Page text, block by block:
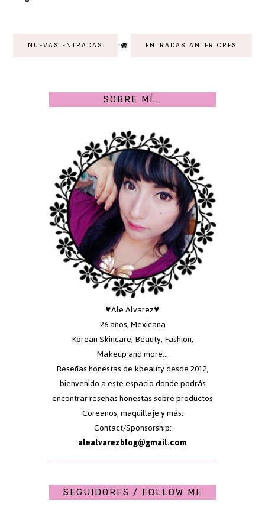
NUEVAS ENTRADAS ENTRADAS ANTERIORES
SOBRE MÍ...
♥Ale Alvarez♥
26 años, Mexicana
Korean Skincare, Beauty, Fashion,
Makeup and more...
Reseñas honestas de kbeauty desde 2012,
bienvenido a este espacio donde podrás
encontrar reseñas honestas sobre productos
Coreanos, maquillaje y más.
Contact/Sponsorship:
alealvarezblog@gmail.com
SEGUIDORES / FOLLOW ME